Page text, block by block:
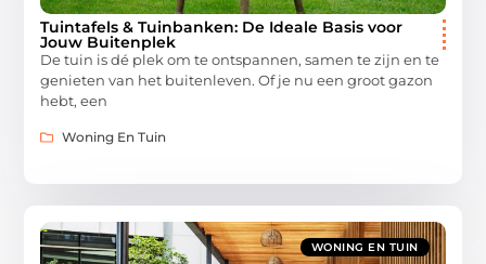
Tuintafels & Tuinbanken: De Ideale Basis voor
Jouw Buitenplek
De tuin is dé plek om te ontspannen, samen te zijn en te
genieten van het buitenleven. Of je nu een groot gazon
hebt, een
Woning En Tuin
WONING EN TUIN